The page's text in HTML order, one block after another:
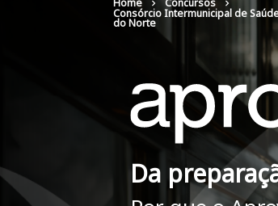
Home Concursos
Consórcio Intermunicipal de
do Norte
Da